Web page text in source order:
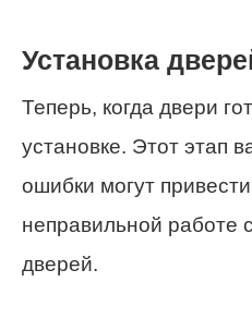
Установка
Теперь, когда двери
установке. Этот этап
ошибки могут
неправильной работе
дверей.